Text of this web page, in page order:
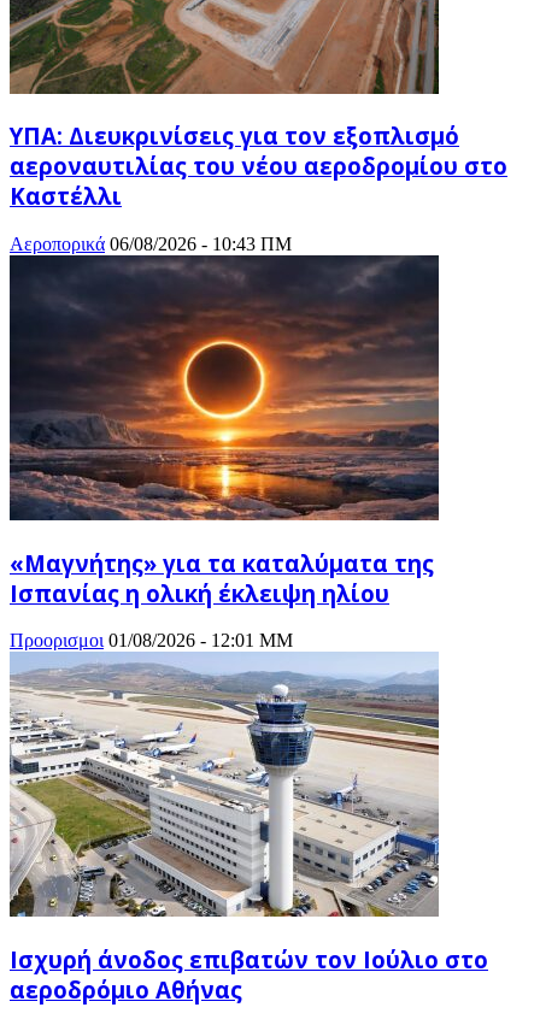
ΥΠΑ: Διευκρινίσεις για τον εξοπλισμό
αεροναυτιλίας του νέου αεροδρομίου στο
Καστέλλι
Αεροπορικά 06/08/2026 - 10:43 ΠΜ
«Μαγνήτης» για τα καταλύματα της
Ισπανίας η ολική έκλειψη ηλίου
Προορισμοι 01/08/2026 - 12:01 ΜΜ
Ισχυρή άνοδος επιβατών τον Ιούλιο στο
αεροδρόμιο Αθήνας